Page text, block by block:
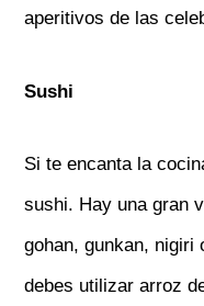
aperitivos de las
Sushi
Si te encanta la
sushi. Hay una gran
gohan, gunkan, nigiri
debes utilizar arroz